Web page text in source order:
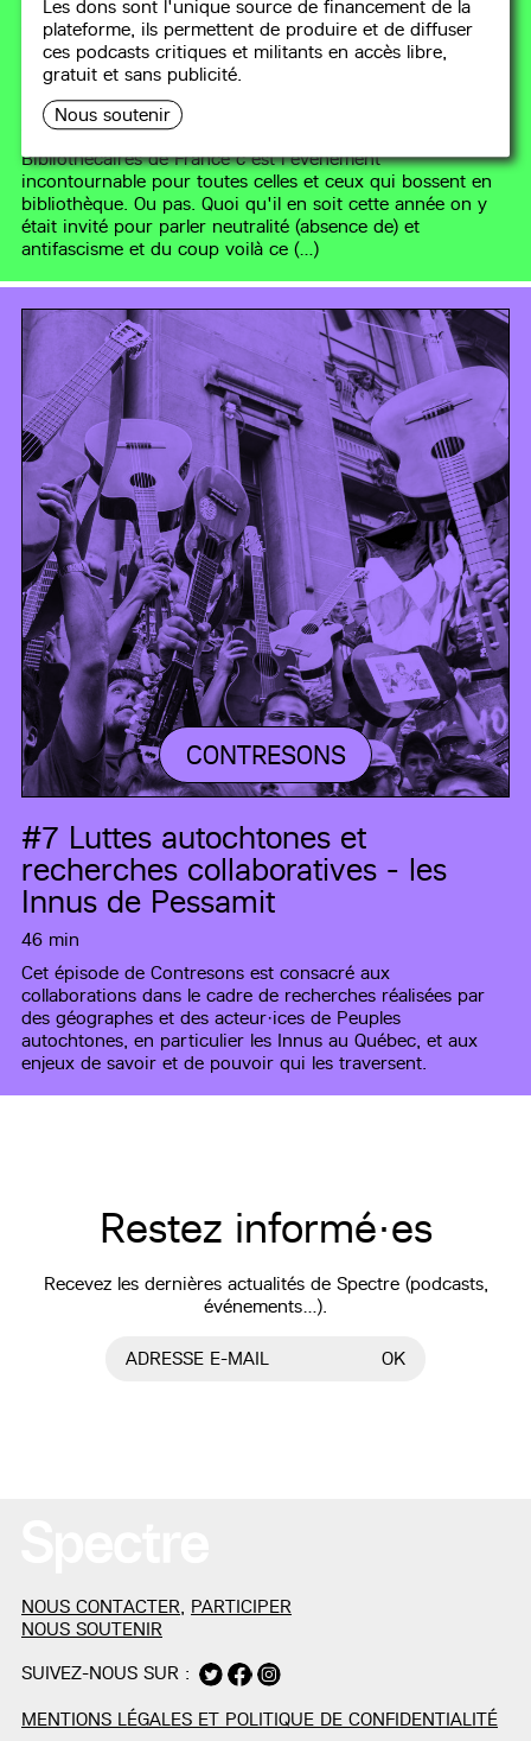
Les dons sont l'unique source de financement de la
plateforme, ils permettent de produire et de diffuser
ces podcasts critiques et militants en accès libre,
gratuit et sans publicité.
Nous soutenir
famille dysfonctionnelle - et
antifasciste ?
73 min
Tous les ans le congrès de l'Association des
Bibliothécaires de France c'est l'événement
incontournable pour toutes celles et ceux qui bossent en
bibliothèque. Ou pas. Quoi qu'il en soit cette année on y
était invité pour parler neutralité (absence de) et
antifascisme et du coup voilà ce (…)
CONTRESONS
#7 Luttes autochtones et
recherches collaboratives - les
Innus de Pessamit
46 min
Cet épisode de Contresons est consacré aux
collaborations dans le cadre de recherches réalisées par
des géographes et des acteur·ices de Peuples
autochtones, en particulier les Innus au Québec, et aux
enjeux de savoir et de pouvoir qui les traversent.
Restez informé·es
Recevez les dernières actualités de Spectre (podcasts,
événements…).
ADRESSE E-MAIL OK
NOUS CONTACTER PARTICIPER
NOUS SOUTENIR
SUIVEZ-NOUS SUR :
MENTIONS LÉGALES ET POLITIQUE DE CONFIDENTIALITÉ